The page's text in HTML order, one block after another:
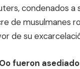
condenados
de musulmanes
de su
fueron